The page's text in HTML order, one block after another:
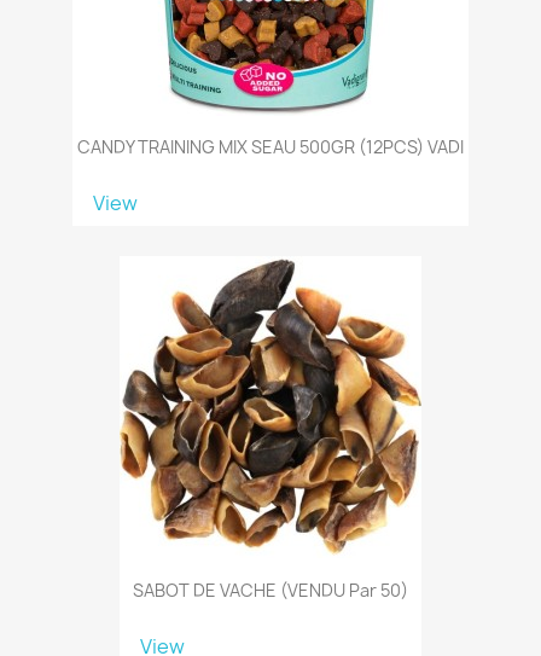
CANDY TRAINING MIX SEAU 500GR (12PCS) VADI
View
SABOT DE VACHE (VENDU Par 50)
View